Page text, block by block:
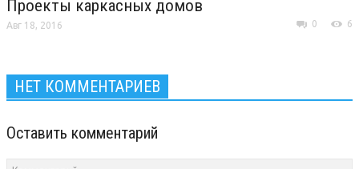
Проекты каркасных домов
Авг 18, 2016 0 6
НЕТ КОММЕНТАРИЕВ
Оставить комментарий